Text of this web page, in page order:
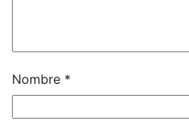
Nombre *